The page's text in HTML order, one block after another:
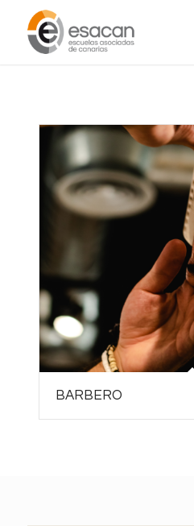
BARBERO